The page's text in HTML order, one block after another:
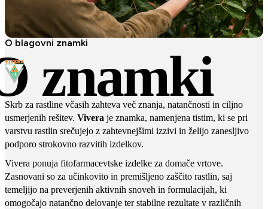
znamki
O blagovni znamki
Skrb za rastline včasih zahteva več znanja, natančnosti in ciljno
usmerjenih rešitev. Vivera je znamka, namenjena tistim, ki se pri
varstvu rastlin srečujejo z zahtevnejšimi izzivi in želijo zanesljivo
podporo strokovno razvitih izdelkov.
Vivera ponuja fitofarmacevtske izdelke za domače vrtove.
Zasnovani so za učinkovito in premišljeno zaščito rastlin, saj
temeljijo na preverjenih aktivnih snoveh in formulacijah, ki
omogočajo natančno delovanje ter stabilne rezultate v različnih